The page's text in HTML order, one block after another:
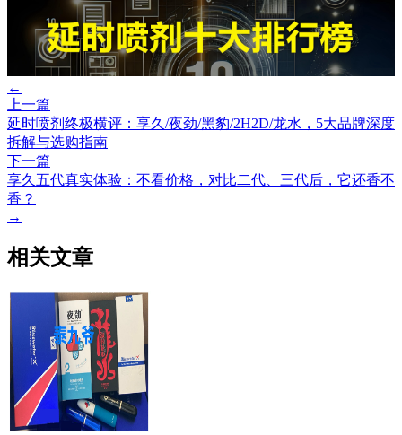
←
上一篇
延时喷剂终极横评：享久/夜劲/黑豹/2H2D/龙水，5大品牌深度
拆解与选购指南
下一篇
享久五代真实体验：不看价格，对比二代、三代后，它还香不
香？
→
相关文章